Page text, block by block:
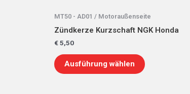
MT50 - AD01 / Motoraußenseite
Zündkerze Kurzschaft NGK Honda
€5,50
Ausführung wählen
gewählt
werden